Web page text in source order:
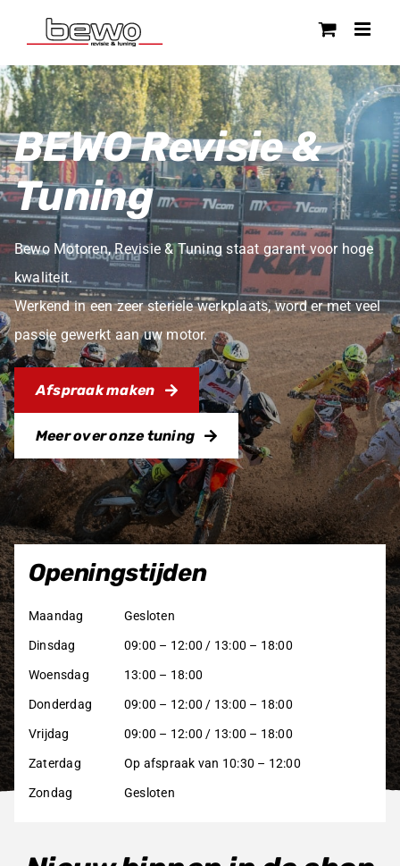
naar
inhoud
BEWO Revisie &
Tuning
Bewo Motoren, Revisie & Tuning staat garant voor hoge
kwaliteit.
Werkend in een zeer steriele werkplaats, word er met veel
passie gewerkt aan uw motor.
Afspraak maken
Meer over onze tuning
Openingstijden
Maandag Gesloten
Dinsdag 09:00 – 12:00 / 13:00 – 18:00
Woensdag 13:00 – 18:00
Donderdag 09:00 – 12:00 / 13:00 – 18:00
Vrijdag 09:00 – 12:00 / 13:00 – 18:00
Zaterdag Op afspraak van 10:30 – 12:00
Zondag Gesloten